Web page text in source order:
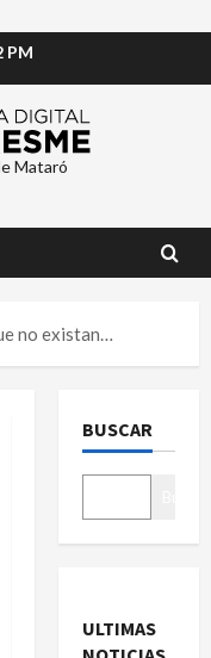
PM
Mataró
no existan…
BUSCAR
ULTIMAS